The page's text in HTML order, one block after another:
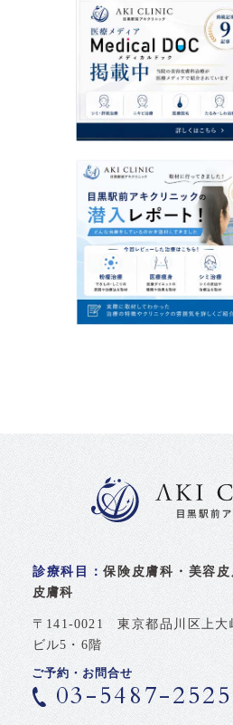
診療科目：保険皮膚科・美容
皮膚科
〒141-0021 東京都品川区上大
ビル5・6階
ご予約・お問合せ
03-5487-2525